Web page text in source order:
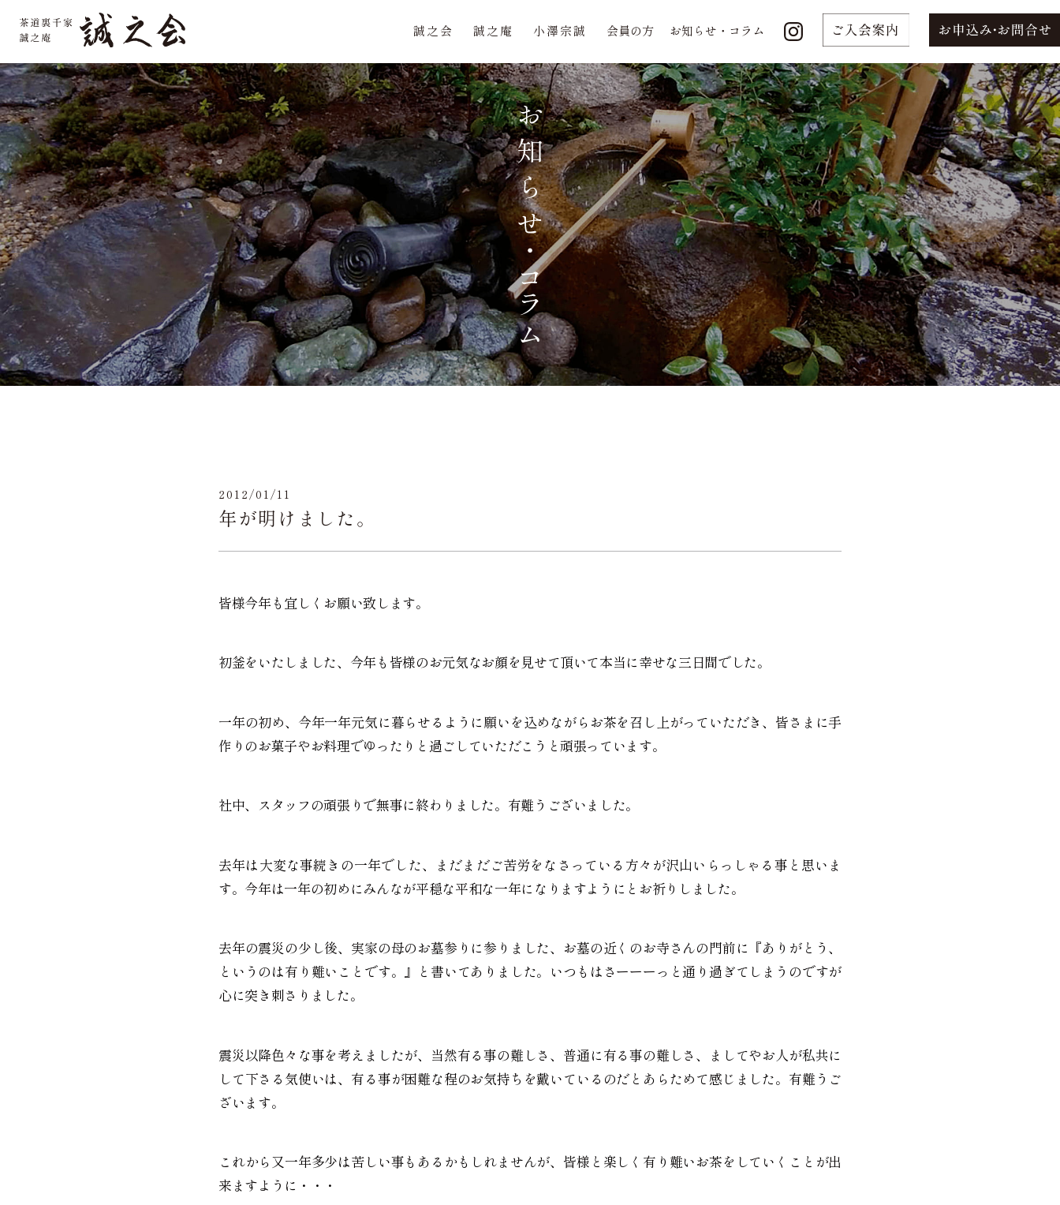
誠之会 誠之庵 小澤宗誠 会員の方 お知らせ・コラム
誠之会 誠之庵 小澤宗誠 会員の方 お知らせ・コラム
2012/01/11
年が明けました。
皆様今年も宜しくお願い致します。
初釜をいたしました、今年も皆様のお元気なお顔を見せて頂いて本当に幸せな三日間でした。
一年の初め、今年一年元気に暮らせるように願いを込めながらお茶を召し上がっていただき、皆さまに手
作りのお菓子やお料理でゆったりと過ごしていただこうと頑張っています。
社中、スタッフの頑張りで無事に終わりました。有難うございました。
去年は大変な事続きの一年でした、まだまだご苦労をなさっている方々が沢山いらっしゃる事と思いま
す。今年は一年の初めにみんなが平穏な平和な一年になりますようにとお祈りしました。
去年の震災の少し後、実家の母のお墓参りに参りました、お墓の近くのお寺さんの門前に『ありがとう、
というのは有り難いことです。』と書いてありました。いつもはさーーーっと通り過ぎてしまうのですが
心に突き刺さりました。
震災以降色々な事を考えましたが、当然有る事の難しさ、普通に有る事の難しさ、ましてやお人が私共に
して下さる気使いは、有る事が困難な程のお気持ちを戴いているのだとあらためて感じました。有難うご
ざいます。
これから又一年多少は苦しい事もあるかもしれませんが、皆様と楽しく有り難いお茶をしていくことが出
来ますように・・・